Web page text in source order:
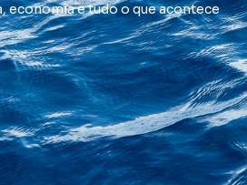
economia e tudo o que acontece